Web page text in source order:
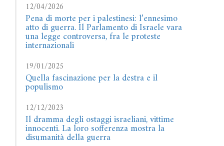
12/04/2026
Pena di morte per i palestinesi: l’ennesimo
atto di guerra. Il Parlamento di Israele vara
una legge controversa, fra le proteste
internazionali
19/01/2025
Quella fascinazione per la destra e il
populismo
12/12/2023
Il dramma degli ostaggi israeliani, vittime
innocenti. La loro sofferenza mostra la
disumanità della guerra